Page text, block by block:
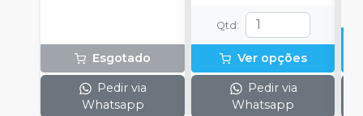
Esgotado
Pedir via
Whatsapp
acessórios. Voltagens
110V e 220V
Qtd:
Ver opções
Pedir via
Whatsapp